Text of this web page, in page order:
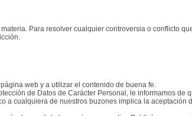
Para resolver cualquier controversia o conflicto
web y a utilizar el contenido de buena fe.
de Datos de Carácter Personal, le informamos
a cualquiera de nuestros buzones implica la